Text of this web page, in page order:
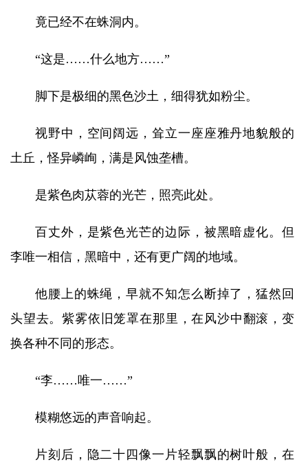
竟已经不在蛛洞内。
“这是……什么地方……”
脚下是极细的黑色沙土，细得犹如粉尘。
视野中，空间阔远，耸立一座座雅丹地貌般的
土丘，怪异嶙峋，满是风蚀垄槽。
是紫色肉苁蓉的光芒，照亮此处。
百丈外，是紫色光芒的边际，被黑暗虚化。但
李唯一相信，黑暗中，还有更广阔的地域。
他腰上的蛛绳，早就不知怎么断掉了，猛然回
头望去。紫雾依旧笼罩在那里，在风沙中翻滚，变
换各种不同的形态。
“李……唯一……”
模糊悠远的声音响起。
片刻后，隐二十四像一片轻飘飘的树叶般，在